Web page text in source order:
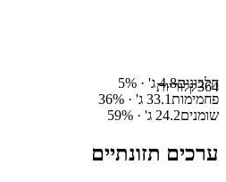
364קלוריותחלבונים4.8ג' · 5%
פחמימות33.1 ג' · 36%
שומנים24.2 ג' · 59%
ערכים תזונתיים